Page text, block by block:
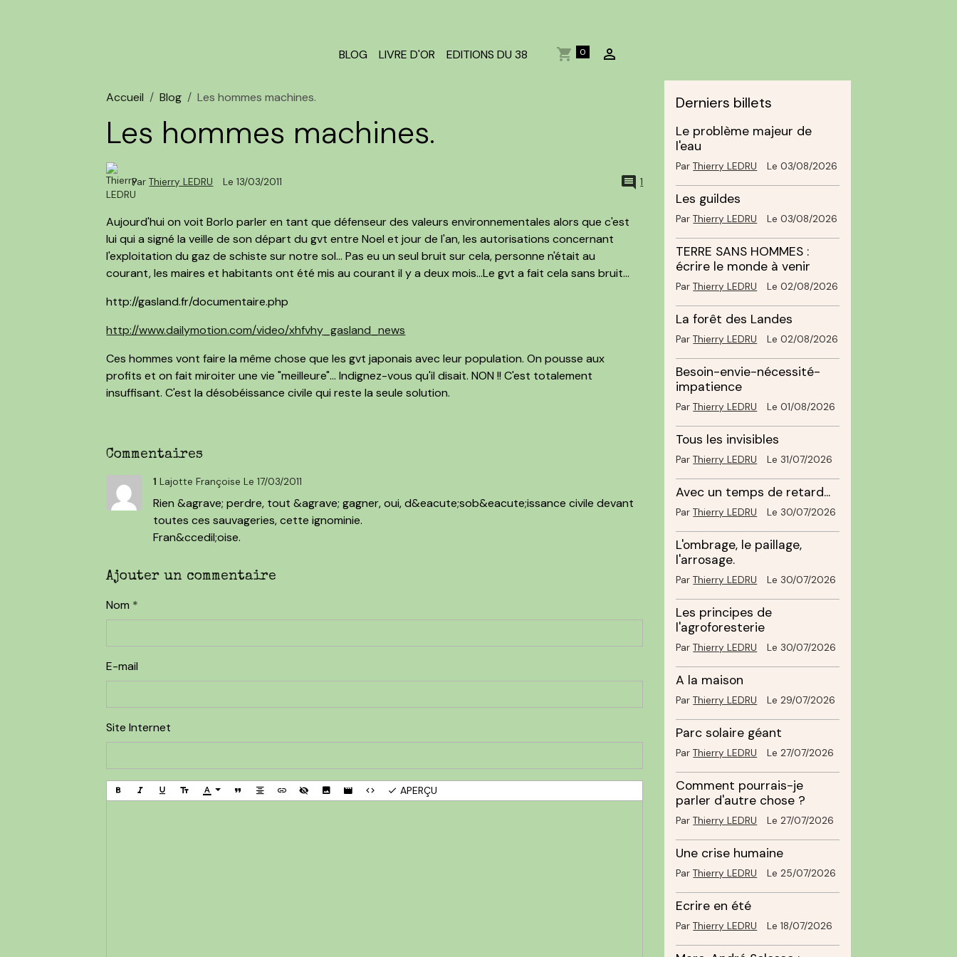
BLOG LIVRE D'OR EDITIONS DU 38 0
Accueil Blog Les hommes machines.
Les hommes machines.
ParThierry LEDRU Le 13/03/2011 1
Aujourd'hui on voit Borlo parler en tant que défenseur des valeurs environnementales alors que c'est
lui qui a signé la veille de son départ du gvt entre Noel et jour de l'an, les autorisations concernant
l'exploitation du gaz de schiste sur notre sol... Pas eu un seul bruit sur cela, personne n'était au
courant, les maires et habitants ont été mis au courant il y a deux mois...Le gvt a fait cela sans bruit...
http://gasland.fr/documentaire.php
http://www.dailymotion.com/video/xhfvhy_gasland_news
Ces hommes vont faire la même chose que les gvt japonais avec leur population. On pousse aux
profits et on fait miroiter une vie "meilleure"... Indignez-vous qu'il disait. NON !! C'est totalement
insuffisant. C'est la désobéissance civile qui reste la seule solution.
Commentaires
1 Lajotte FrançoiseLe 17/03/2011
Rien &agrave; perdre, tout &agrave; gagner, oui, d&eacute;sob&eacute;issance civile devant
toutes ces sauvageries, cette ignominie.
Fran&ccedil;oise.
Ajouter un commentaire
Nom
E-mail
Site Internet
APERÇU
Derniers billets
Le problème majeur de
l'eau
ParThierry LEDRU Le 03/08/2026
Les guildes
ParThierry LEDRU Le 03/08/2026
TERRE SANS HOMMES :
écrire le monde à venir
ParThierry LEDRU Le 02/08/2026
La forêt des Landes
ParThierry LEDRU Le 02/08/2026
Besoin-envie-nécessité-
impatience
ParThierry LEDRU Le 01/08/2026
Tous les invisibles
ParThierry LEDRU Le 31/07/2026
Avec un temps de retard...
ParThierry LEDRU Le 30/07/2026
L'ombrage, le paillage,
l'arrosage.
ParThierry LEDRU Le 30/07/2026
Les principes de
l'agroforesterie
ParThierry LEDRU Le 30/07/2026
A la maison
ParThierry LEDRU Le 29/07/2026
Parc solaire géant
ParThierry LEDRU Le 27/07/2026
Comment pourrais-je
parler d'autre chose ?
ParThierry LEDRU Le 27/07/2026
Une crise humaine
ParThierry LEDRU Le 25/07/2026
Ecrire en été
ParThierry LEDRU Le 18/07/2026